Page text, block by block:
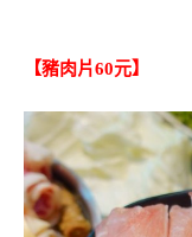
【豬肉片60元】